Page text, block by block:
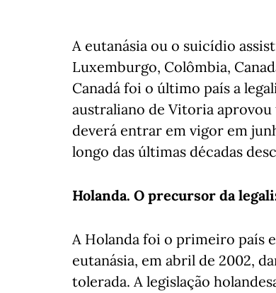
A eutanásia ou o suicídio
Luxemburgo, Colômbia,
Canadá foi o último país a
australiano de Vitoria aprovou
deverá entrar em vigor em
longo das últimas décadas
Holanda. O precursor da
A Holanda foi o primeiro país
eutanásia, em abril de 2002,
tolerada. A legislação